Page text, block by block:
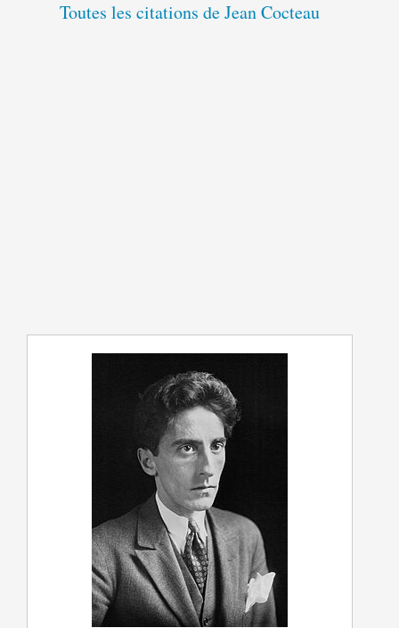
Toutes les citations de Jean Cocteau